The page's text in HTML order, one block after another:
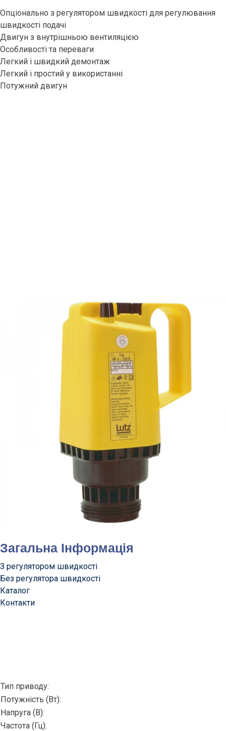
Опціонально з регулятором швидкості для регулювання
швидкості подачі
Двигун з внутрішньою вентиляцією
Особливості та переваги
Легкий і швидкий демонтаж
Легкий і простий у використанні
Потужний двигун
Загальна Інформація
З регулятором швидкості
Без регулятора швидкості
Каталог
Контакти
Тип приводу:
Потужність (Вт):
Напруга (В):
Частота (Гц):